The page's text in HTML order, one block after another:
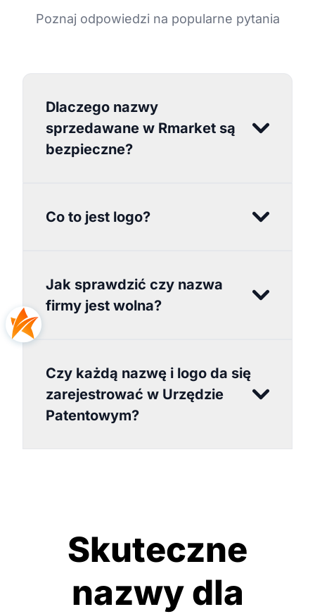
Poznaj odpowiedzi na popularne pytania
Dlaczego nazwy
sprzedawane w Rmarket są
bezpieczne?
Co to jest logo?
Jak sprawdzić czy nazwa
firmy jest wolna?
Czy każdą nazwę i logo da się
zarejestrować w Urzędzie
Patentowym?
Skuteczne
nazwy dla